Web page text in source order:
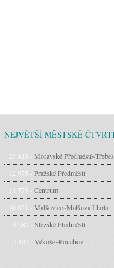
NEJVĚTŠÍ MĚSTSKÉ
23 413 - Moravské Předměstí~Třebeš
12 975 - Pražské Předměstí
11 779 - Centrum
10 021 - Malšovice~Malšova Lhota
8 982 - Slezské Předměstí
4 105 - Věkoše~Pouchov